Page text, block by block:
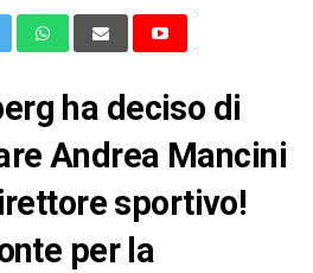
ha deciso di
Andrea Mancini
sportivo!
per la